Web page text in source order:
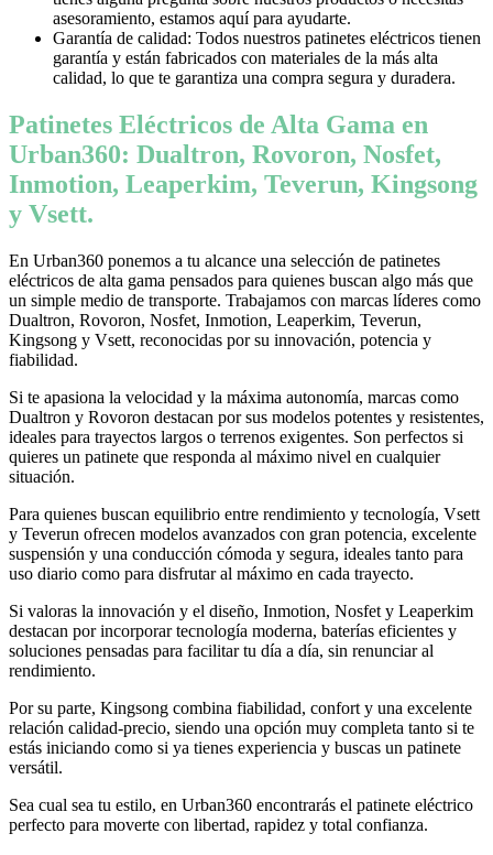
asesoramiento, estamos aquí para ayudarte.
Garantía de calidad: Todos nuestros patinetes eléctricos tienen
garantía y están fabricados con materiales de la más alta
calidad, lo que te garantiza una compra segura y duradera.
Patinetes Eléctricos de Alta Gama en
Urban360: Dualtron, Rovoron, Nosfet,
Inmotion, Leaperkim, Teverun, Kingsong
y Vsett.
En Urban360 ponemos a tu alcance una selección de patinetes
eléctricos de alta gama pensados para quienes buscan algo más que
un simple medio de transporte. Trabajamos con marcas líderes como
Dualtron, Rovoron, Nosfet, Inmotion, Leaperkim, Teverun,
Kingsong y Vsett, reconocidas por su innovación, potencia y
fiabilidad.
Si te apasiona la velocidad y la máxima autonomía, marcas como
Dualtron y Rovoron destacan por sus modelos potentes y resistentes,
ideales para trayectos largos o terrenos exigentes. Son perfectos si
quieres un patinete que responda al máximo nivel en cualquier
situación.
Para quienes buscan equilibrio entre rendimiento y tecnología, Vsett
y Teverun ofrecen modelos avanzados con gran potencia, excelente
suspensión y una conducción cómoda y segura, ideales tanto para
uso diario como para disfrutar al máximo en cada trayecto.
Si valoras la innovación y el diseño, Inmotion, Nosfet y Leaperkim
destacan por incorporar tecnología moderna, baterías eficientes y
soluciones pensadas para facilitar tu día a día, sin renunciar al
rendimiento.
Por su parte, Kingsong combina fiabilidad, confort y una excelente
relación calidad-precio, siendo una opción muy completa tanto si te
estás iniciando como si ya tienes experiencia y buscas un patinete
versátil.
Sea cual sea tu estilo, en Urban360 encontrarás el patinete eléctrico
perfecto para moverte con libertad, rapidez y total confianza.